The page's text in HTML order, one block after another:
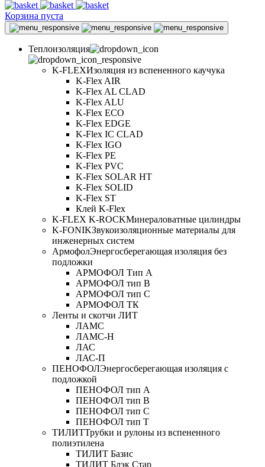
Корзина пуста
Теплоизоляция
K-FLEXИзоляция из вспененного каучука
K-Flex AIR
K-Flex AL CLAD
K-Flex ALU
K-Flex ECO
K-Flex EDGE
K-Flex IC CLAD
K-Flex IGO
K-Flex PE
K-Flex PVC
K-Flex SOLAR HT
K-Flex SOLID
K-Flex ST
Клей K-Flex
K-FLEX K-ROCKМинераловатные цилиндры
K-FONIKЗвукоизоляционные материалы для
инженерных систем
АрмофолЭнергосберегающая изоляция без
подложки
АРМОФОЛ Тип А
АРМОФОЛ тип В
АРМОФОЛ тип C
АРМОФОЛ ТК
Ленты и скотчи ЛИТ
ЛАМС
ЛАМС-Н
ЛАС
ЛАС-П
ПЕНОФОЛЭнергосберегающая изоляция с
подложкой
ПЕНОФОЛ тип А
ПЕНОФОЛ тип B
ПЕНОФОЛ тип C
ПЕНОФОЛ тип T
ТИЛИТТрубки и рулоны из вспененного
полиэтилена
ТИЛИТ Базис
ТИЛИТ Блэк Стар